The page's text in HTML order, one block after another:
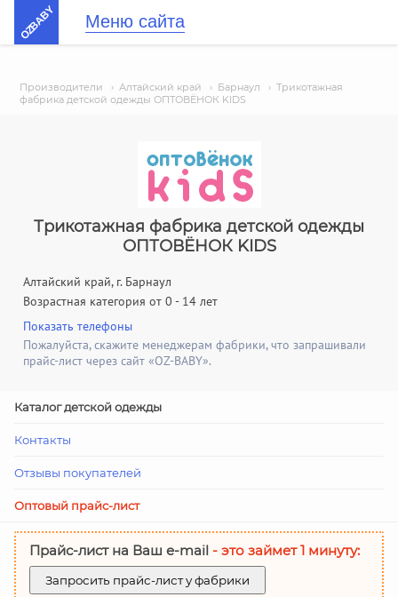
OZBABY Меню сайта
Производители › Алтайский край › Барнаул › Трикотажная
фабрика детской одежды ОПТОВЁНОК KIDS
Трикотажная фабрика детской одежды
ОПТОВЁНОК KIDS
Алтайский край, г. Барнаул
Возрастная категория от 0 - 14 лет
Показать телефоны
Пожалуйста, скажите менеджерам фабрики, что запрашивали
прайс-лист через сайт «OZ-BABY».
Каталог детской одежды
Контакты
Отзывы покупателей
Оптовый прайс-лист
Прайс-лист на Ваш е-mail - это займет 1 минуту:
Запросить прайс-лист у фабрики